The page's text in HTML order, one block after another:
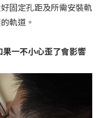
固定孔距及所需安裝軌
軌道。
一不小心歪了會影響